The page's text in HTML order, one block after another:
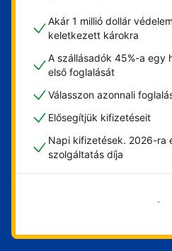
Akár 1 millió dollár
keletkezett károkra
A szállásadók 45%-a egy
első foglalását
Válasszon azonnali
Elősegítjük kifizetéseit
Napi kifizetések. 2026-ra
szolgáltatás díja
Vágjon bele